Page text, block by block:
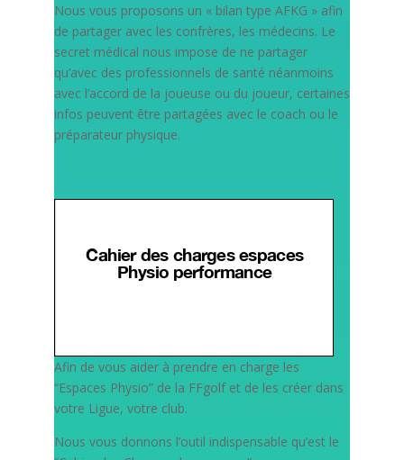
Nous vous proposons un « bilan type AFKG » afin
de partager avec les confrères, les médecins. Le
secret médical nous impose de ne partager
qu’avec des professionnels de santé néanmoins
avec l’accord de la joueuse ou du joueur, certaines
infos peuvent être partagées avec le coach ou le
préparateur physique.
Afin de vous aider à prendre en charge les
“Espaces Physio” de la FFgolf et de les créer dans
votre Ligue, votre club.
Nous vous donnons l’outil indispensable qu’est le